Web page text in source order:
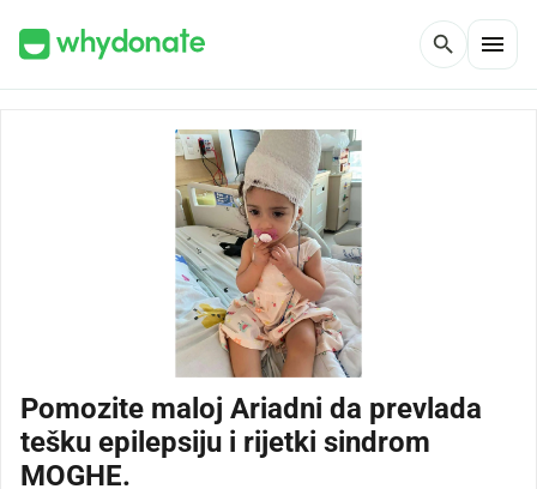
search menu
Pomozite maloj Ariadni da prevlada
tešku epilepsiju i rijetki sindrom
MOGHE.